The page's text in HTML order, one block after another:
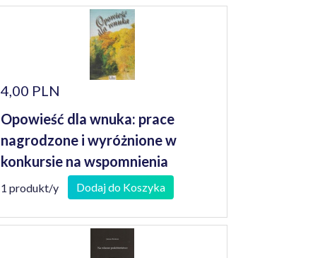
4,00 PLN
Opowieść dla wnuka: prace
nagrodzone i wyróżnione w
konkursie na wspomnienia
seniorów
1 produkt/y Dodaj do Koszyka